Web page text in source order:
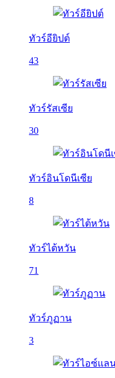
ทัวร์อียิปต์
43
ทัวร์รัสเซีย
30
ทัวร์อินโดนีเซีย
8
ทัวร์ไต้หวัน
71
ทัวร์ภูฏาน
3